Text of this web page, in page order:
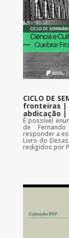
CICLO DE
fronteiras |
abdicação |
É possível
de
responder a
Livro do
redigidos por